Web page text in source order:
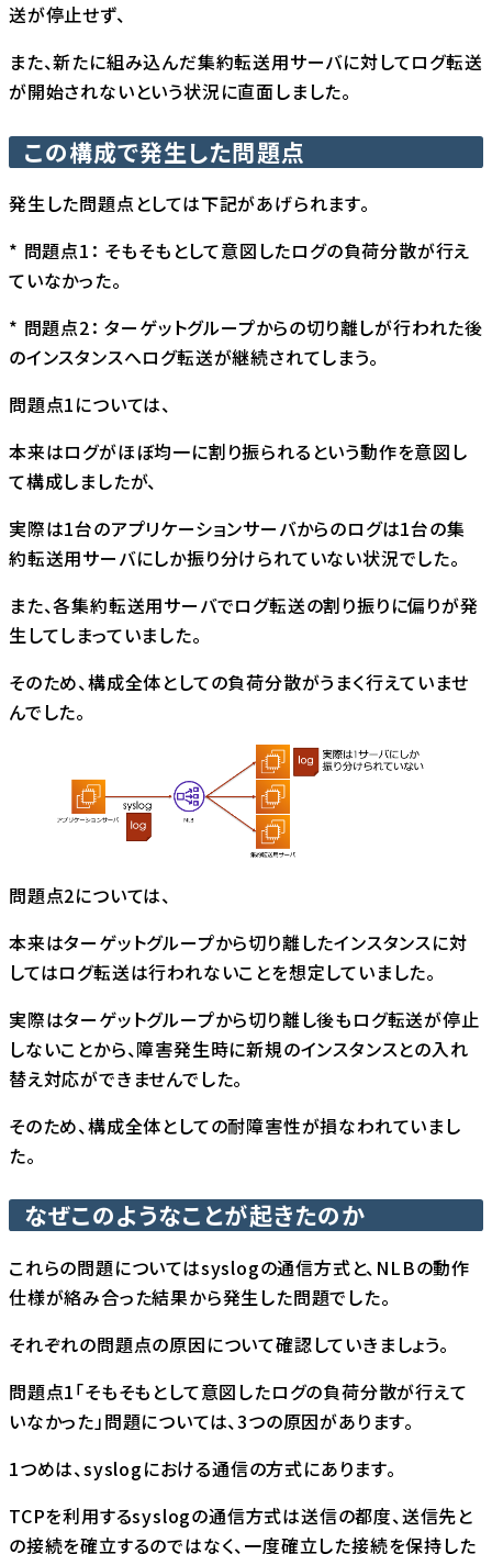
送が停止せず、
また、新たに組み込んだ集約転送⽤サーバに対してログ転送
が開始されないという状況に直面しました。
この構成で発生した問題点
発生した問題点としては下記があげられます。
* 問題点1： そもそもとして意図したログの負荷分散が行え
ていなかった。
* 問題点2： ターゲットグループからの切り離しが行われた後
のインスタンスへログ転送が継続されてしまう。
問題点1については、
本来はログがほぼ均一に割り振られるという動作を意図し
て構成しましたが、
実際は1台のアプリケーションサーバからのログは1台の集
約転送⽤サーバにしか振り分けられていない状況でした。
また、各集約転送⽤サーバでログ転送の割り振りに偏りが発
⽣してしまっていました。
そのため、構成全体としての負荷分散がうまく行えていませ
んでした。
問題点2については、
本来はターゲットグループから切り離したインスタンスに対
してはログ転送は行われないことを想定していました。
実際はターゲットグループから切り離し後もログ転送が停止
しないことから、障害発生時に新規のインスタンスとの入れ
替え対応ができませんでした。
そのため、構成全体としての耐障害性が損なわれていまし
た。
なぜこのようなことが起きたのか
これらの問題についてはsyslogの通信方式と、NLBの動作
仕様が絡み合った結果から発生した問題でした。
それぞれの問題点の原因について確認していきましょう。
問題点1「そもそもとして意図したログの負荷分散が行えて
いなかった」問題については、3つの原因があります。
1つめは、syslogにおける通信の方式にあります。
TCPを利用するsyslogの通信方式は送信の都度、送信先と
の接続を確立するのではなく、一度確立した接続を保持した